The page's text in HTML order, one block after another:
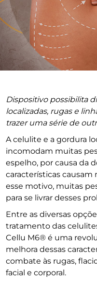
Dispositivo possibilita
localizadas, rugas e
trazer uma série de
A celulite e a gordura
incomodam muitas
espelho, por causa da
características causam
esse motivo, muitas
para se livrar desses
Entre as diversas
tratamento das
Cellu M6® é uma
melhora dessas
combate às rugas,
facial e corporal.